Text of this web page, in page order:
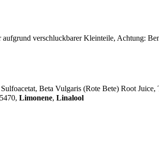
verschluckbarer Kleinteile, Achtung:
Beta Vulgaris (Rote Bete) Root
Limonene, Linalool